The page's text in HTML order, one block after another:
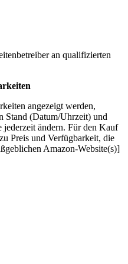
an qualifizierten
angezeigt werden,
Stand (Datum/Uhrzeit) und
ändern. Für den Kauf
Preis und Verfügbarkeit, die
Amazon-Website(s)]